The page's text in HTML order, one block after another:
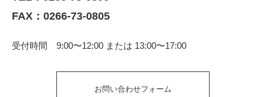
FAX：0266-73-0805
受付時間 9:00〜12:00 または 13:00〜17:00
お問い合わせフォーム